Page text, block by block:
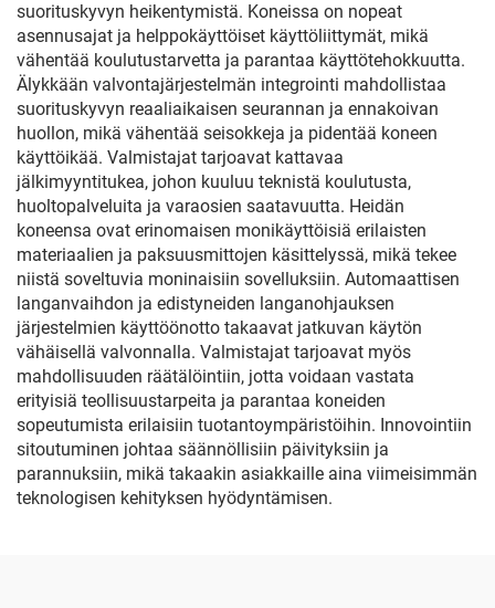
suorituskyvyn heikentymistä. Koneissa on nopeat
asennusajat ja helppokäyttöiset käyttöliittymät, mikä
vähentää koulutustarvetta ja parantaa käyttötehokkuutta.
Älykkään valvontajärjestelmän integrointi mahdollistaa
suorituskyvyn reaaliaikaisen seurannan ja ennakoivan
huollon, mikä vähentää seisokkeja ja pidentää koneen
käyttöikää. Valmistajat tarjoavat kattavaa
jälkimyyntitukea, johon kuuluu teknistä koulutusta,
huoltopalveluita ja varaosien saatavuutta. Heidän
koneensa ovat erinomaisen monikäyttöisiä erilaisten
materiaalien ja paksuusmittojen käsittelyssä, mikä tekee
niistä soveltuvia moninaisiin sovelluksiin. Automaattisen
langanvaihdon ja edistyneiden langanohjauksen
järjestelmien käyttöönotto takaavat jatkuvan käytön
vähäisellä valvonnalla. Valmistajat tarjoavat myös
mahdollisuuden räätälöintiin, jotta voidaan vastata
erityisiä teollisuustarpeita ja parantaa koneiden
sopeutumista erilaisiin tuotantoympäristöihin. Innovointiin
sitoutuminen johtaa säännöllisiin päivityksiin ja
parannuksiin, mikä takaakin asiakkaille aina viimeisimmän
teknologisen kehityksen hyödyntämisen.